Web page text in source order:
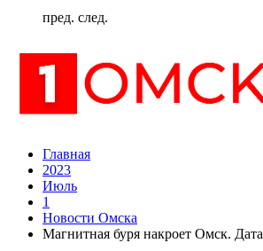
пред. след.
Главная
2023
Июль
1
Новости Омска
Магнитная буря накроет Омск. Дата